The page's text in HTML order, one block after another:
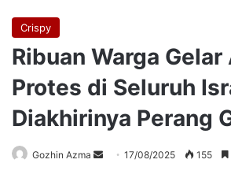
Crispy
Ribuan Warga Gelar
Protes di Seluruh
Diakhirinya Perang
Gozhin Azma
Send17/08/2025 155